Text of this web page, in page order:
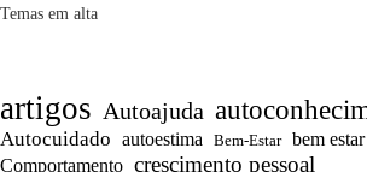
Temas em alta
artigos Autoajuda
Autocuidado autoestima Bem-Estar bem estar
Comportamento crescimento pessoal